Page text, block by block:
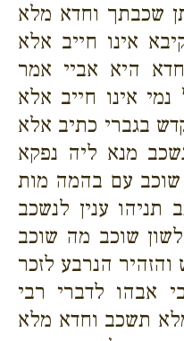
שכבתך וחדא מלא
אינו חייב אלא
היא אביי אמר
אינו חייב אלא
בגברי כתיב אלא
מנא ליה נפקא
עם בהמה מות
תניהו ענין לנשכב
שוכב מה שוכב
הנרבע לזכר
אבהו לדברי רבי
תשכב וחדא מלא